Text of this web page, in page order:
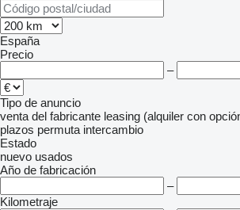
España
Precio
–
Tipo de anuncio
venta del fabricante leasing (alquiler con
plazos permuta intercambio
Estado
nuevo usados
Año de fabricación
–
Kilometraje